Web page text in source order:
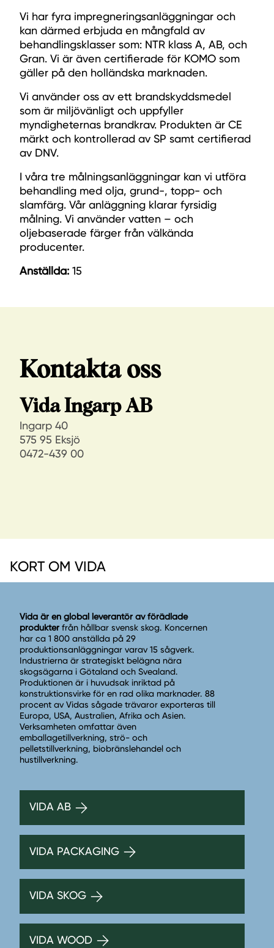
Vi har fyra impregneringsanläggningar och
kan därmed erbjuda en mångfald av
behandlingsklasser som: NTR klass A, AB, och
Gran. Vi är även certifierade för KOMO som
gäller på den holländska marknaden.
Vi använder oss av ett brandskyddsmedel
som är miljövänligt och uppfyller
myndigheternas brandkrav. Produkten är CE
märkt och kontrollerad av SP samt certifierad
av DNV.
I våra tre målningsanläggningar kan vi utföra
behandling med olja, grund-, topp- och
slamfärg. Vår anläggning klarar fyrsidig
målning. Vi använder vatten – och
oljebaserade färger från välkända
producenter.
Anställda: 15
Kontakta oss
Vida Ingarp AB
Ingarp 40
575 95 Eksjö
0472-439 00
KORT OM VIDA
Vida är en global leverantör av förädlade
produkter från hållbar svensk skog. Koncernen
har ca 1 800 anställda på 29
produktionsanläggningar varav 15 sågverk.
Industrierna är strategiskt belägna nära
skogsägarna i Götaland och Svealand.
Produktionen är i huvudsak inriktad på
konstruktionsvirke för en rad olika marknader. 88
procent av Vidas sågade trävaror exporteras till
Europa, USA, Australien, Afrika och Asien.
Verksamheten omfattar även
emballagetillverkning, strö- och
pelletstillverkning, biobränslehandel och
hustillverkning.
VIDA AB
VIDA PACKAGING
VIDA SKOG
VIDA WOOD